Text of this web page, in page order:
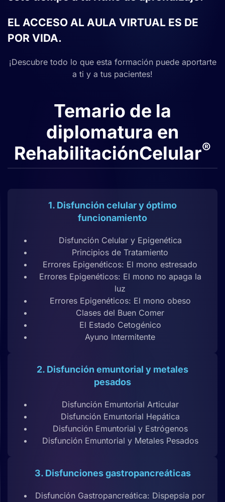
EL ACCESO AL AULA VIRTUAL ES DE
POR VIDA.
¡Descubre todo lo que esta formación puede aportarte
a ti y a tus pacientes!
Temario de la
diplomatura en
RehabilitaciónCelular®
1. Disfunción celular y óptimo
funcionamiento
Disfunción Celular y Epigenética
Principios de Tratamiento
Errores Epigenéticos: El mono estresado
Errores Epigenéticos: El mono no apaga la
luz
Errores Epigenéticos: El mono obeso
Clases del Buen Comer
El Estado Cetogénico
Ayuno Intermitente
2. Disfunción emuntorial y metales
pesados
Disfunción Emuntorial Articular
Disfunción Emuntorial Hepática
Disfunción Emuntorial y Estrógenos
Disfunción Emuntorial y Metales Pesados
3. Disfunciones gastropancreáticas
Disfunción Gastropancreática: Dispepsia por